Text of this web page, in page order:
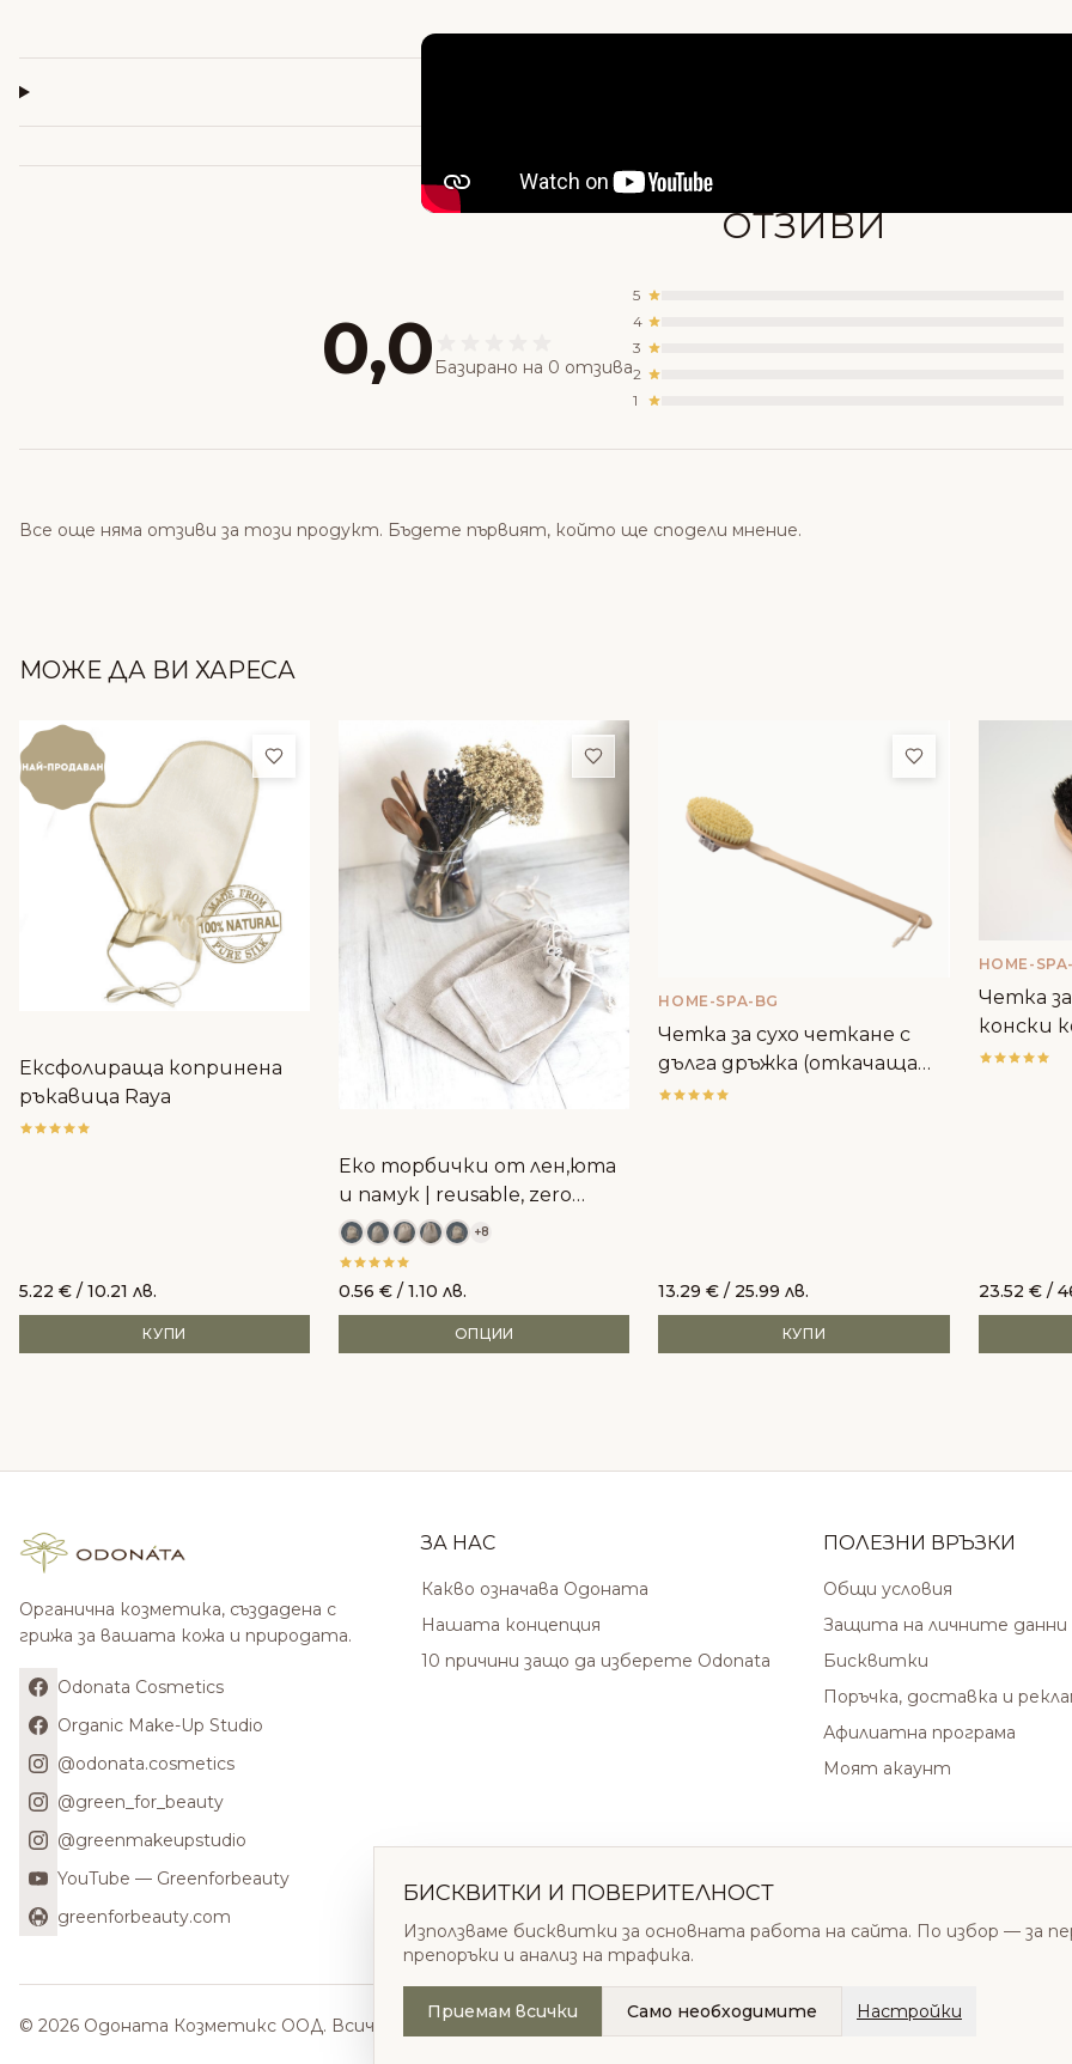
ОТЗИВИ
0,0 Базирано на 0 отзива
5
4
3
2
1
Все още няма отзиви за този продукт. Бъдете първият, който ще сподели мнение.
МОЖЕ ДА ВИ ХАРЕСА
Добави в любими
Ексфолираща копринена
ръкавица Raya
5.22 € / 10.21 лв.
КУПИ
Добави в любими
Еко торбички от лен,юта
и памук | reusable, zero
waste
+8
0.56€ / 1.10 лв.
ОПЦИИ
Добави в
HOME-SPA-BG
Четка за сухо четкане с
дълга дръжка (откачаща
се) - Home SPA
13.29€ / 25.99 лв.
КУПИ
HOME-
Четка
конски
HomeSpa
23.52 €/
Органична козметика, създадена с
грижа за вашата кожа и природата.
Odonata Cosmetics
Organic Make-Up Studio
@odonata.cosmetics
@green_for_beauty
@greenmakeupstudio
YouTube — Greenforbeauty
greenforbeauty.com
ЗА НАС
Какво означава Одоната
Нашата концепция
10 причини защо да изберете Odonata
ПОЛЕЗНИ ВРЪЗКИ
Общи условия
Защита на личните данни
Бисквитки
Поръчка, доставка и
Афилиатна програма
Моят акаунт
© 2026 Одоната Козметикс ООД. Всички права запазени.
БИСКВИТКИ И ПОВЕРИТЕЛНОСТ
Използваме бисквитки за основната работа на сайта. По избор — за
препоръки и анализ на трафика.
Приемам всички Само необходимите Настройки